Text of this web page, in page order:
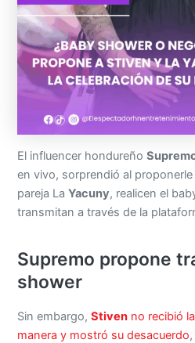
El influencer hondureño
en vivo, sorprendió al
pareja LaYacuny, realicen el
transmitan a través de la
Supremo propone
shower
Sin embargo,Stiven no recibió
manera y mostró su desacuerdo